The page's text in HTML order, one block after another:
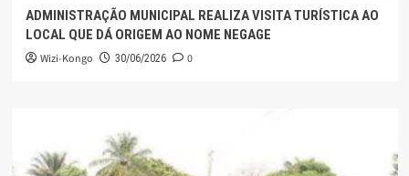
ADMINISTRAÇÃO MUNICIPAL REALIZA VISITA TURÍSTICA AO
LOCAL QUE DÁ ORIGEM AO NOME NEGAGE
Wizi-Kongo 30/06/2026 0